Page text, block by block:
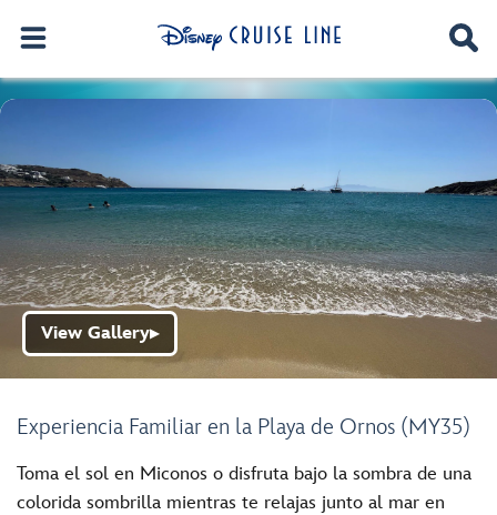
Experiencia Familiar en la Playa de Ornos (MY35)
View Gallery▶
Toma el sol en Miconos o disfruta bajo la sombra de una
colorida sombrilla mientras te relajas junto al mar en